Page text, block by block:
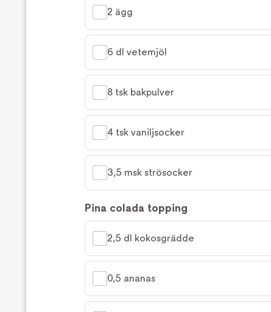
2 ägg
6 dl vetemjöl
8 tsk bakpulver
4 tsk vaniljsocker
3,5 msk strösocker
Pina colada topping
2,5 dl kokosgrädde
0,5 ananas